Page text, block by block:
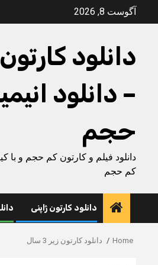
آگوست 8, 2026
دانلود
– دانلود
حجم
دانلود فیلم و کارتون کم حجم و با
کم حجم
دانلود کارتون ژاپنی
Home دانلود کارتون زیر 3 سال